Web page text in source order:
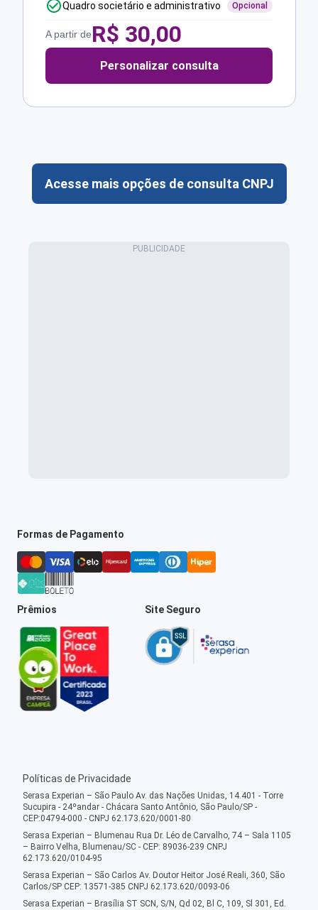
Quadro societário e administrativo Opcional
A partir deR$ 30,00
Personalizar consulta
Acesse mais opções de consulta CNPJ
Formas de Pagamento
Prêmios Site Seguro
Políticas de Privacidade
Serasa Experian – São Paulo Av. das Nações Unidas, 14.401 - Torre
Sucupira - 24ºandar - Chácara Santo Antônio, São Paulo/SP -
CEP:04794-000 - CNPJ 62.173.620/0001-80
Serasa Experian – Blumenau Rua Dr. Léo de Carvalho, 74 – Sala 1105
– Bairro Velha, Blumenau/SC - CEP: 89036-239 CNPJ
62.173.620/0104-95
Serasa Experian – São Carlos Av. Doutor Heitor José Reali, 360, São
Carlos/SP CEP: 13571-385 CNPJ 62.173.620/0093-06
Serasa Experian – Brasília ST SCN, S/N, Qd 02, Bl C, 109, Sl 301, Ed.